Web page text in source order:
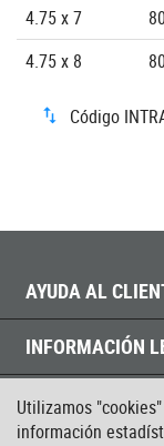
Utilizamos
información
4.75 x 7
80
4.75 x 8
80
Código
AYUDA AL
INFORMACIÓN
CONTACTO